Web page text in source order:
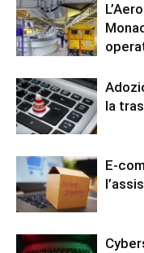
la
E-